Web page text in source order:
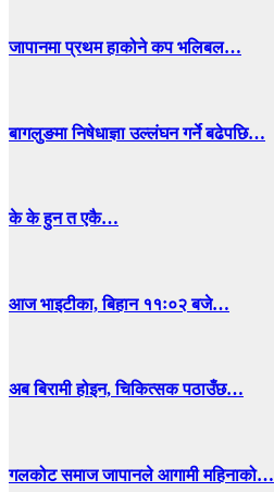
जापानमा प्रथम हाकोने कप भलिबल…
बागलुङमा निषेधाज्ञा उल्लंघन गर्ने बढेपछि…
के के हुन त एकै…
आज भाइटीका, बिहान ११ः०२ बजे…
अब बिरामी होइन, चिकित्सक पठाउँछ…
गलकोट समाज जापानले आगामी महिनाको…